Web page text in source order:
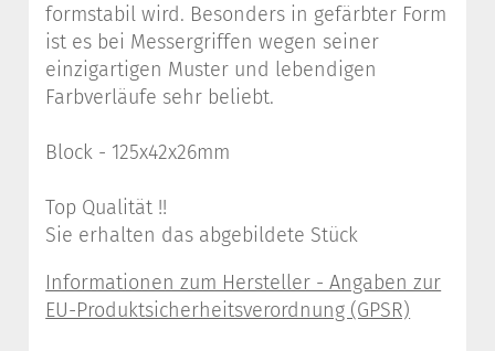
formstabil wird. Besonders in gefärbter Form
ist es bei Messergriffen wegen seiner
einzigartigen Muster und lebendigen
Farbverläufe sehr beliebt.
Block - 125x42x26mm
Top Qualität !!
Sie erhalten das abgebildete Stück